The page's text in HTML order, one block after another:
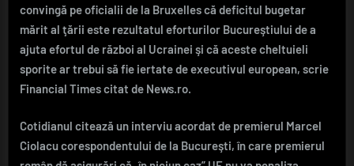
bugetar.
Ciolacu:
fost
cheltuieli
a
Ucraina,
convingă pe oficialii de la Bruxelles că deficitul bugetar
mărit al ţării este rezultatul eforturilor Bucureştiului de a
ajuta efortul de război al Ucrainei şi că aceste cheltuieli
sporite ar trebui să fie iertate de executivul european, scrie
Financial Times citat de News.ro.
Cotidianul citează un interviu acordat de premierul Marcel
Ciolacu corespondentului de la Bucureşti, în care premierul